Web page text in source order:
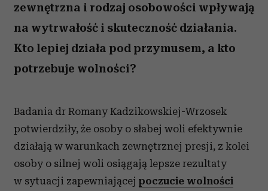
zewnętrzna i rodzaj osobowości wpływają
na wytrwałość i skuteczność działania.
Kto lepiej działa pod przymusem, a kto
potrzebuje wolności?
Badania dr Romany Kadzikowskiej-Wrzosek
potwierdziły, że osoby o słabej woli efektywnie
działają w warunkach zewnętrznej presji, z kolei
osoby o silnej woli osiągają lepsze rezultaty
w sytuacji zapewniającej poczucie wolności